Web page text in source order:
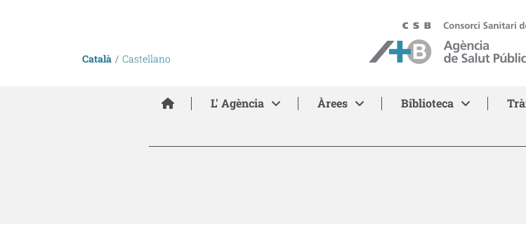
Català Castellano
ASPB - Agència de Salut
Inici L' Agència Àrees Biblioteca